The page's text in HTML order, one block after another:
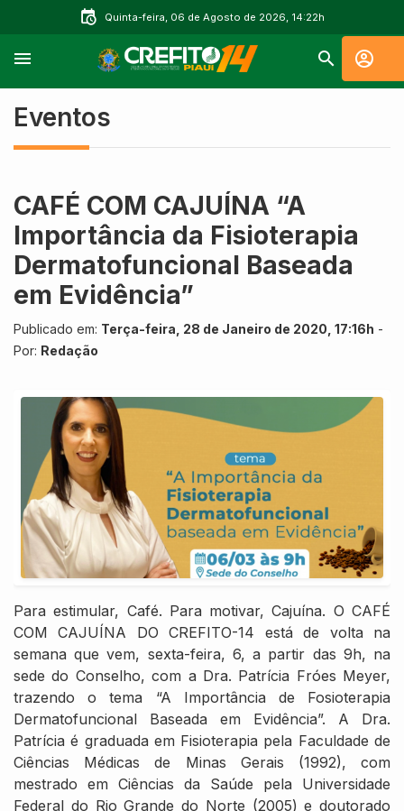
Quinta-feira, 06 de Agosto de 2026, 14:22h
Eventos
CAFÉ COM CAJUÍNA “A
Importância da Fisioterapia
Dermatofuncional Baseada
em Evidência”
Publicado em: Terça-feira, 28 de Janeiro de 2020, 17:16h -
Por: Redação
Para estimular, Café. Para motivar, Cajuína. O CAFÉ
COM CAJUÍNA DO CREFITO-14 está de volta na
semana que vem, sexta-feira, 6, a partir das 9h, na
sede do Conselho, com a Dra. Patrícia Fróes Meyer,
trazendo o tema “A Importância de Fosioterapia
Dermatofuncional Baseada em Evidência”. A Dra.
Patrícia é graduada em Fisioterapia pela Faculdade de
Ciências Médicas de Minas Gerais (1992), com
mestrado em Ciências da Saúde pela Universidade
Federal do Rio Grande do Norte (2005) e doutorado